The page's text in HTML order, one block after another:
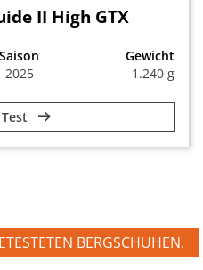
II High GTX
Saison
2025
Gewicht
1.240 g
BERGSCHUHEN.